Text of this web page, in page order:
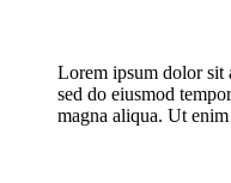
Lorem ipsum dolor sit
sed do eiusmod
magna aliqua. Ut